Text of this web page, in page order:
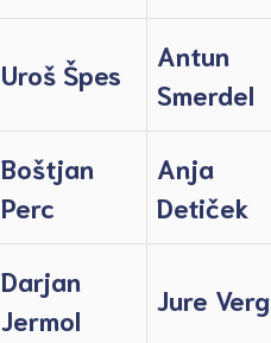
Uroš Špes
Antun
Smerdel
Boštjan
Perc
Anja
Detiček
Darjan
Jermol
Jure